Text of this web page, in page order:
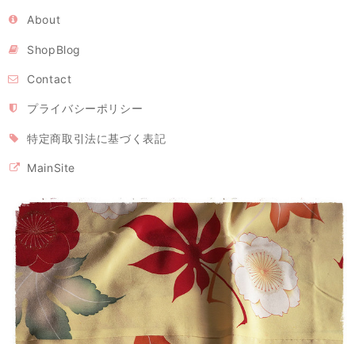
About
ShopBlog
Contact
プライバシーポリシー
特定商取引法に基づく表記
MainSite